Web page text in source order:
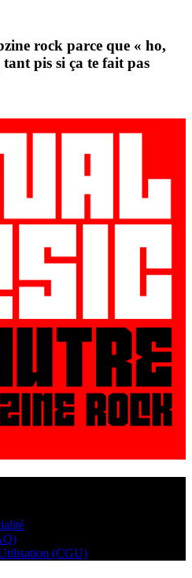
rock parce que « ho,
pis si ça te fait pas
(CGU)